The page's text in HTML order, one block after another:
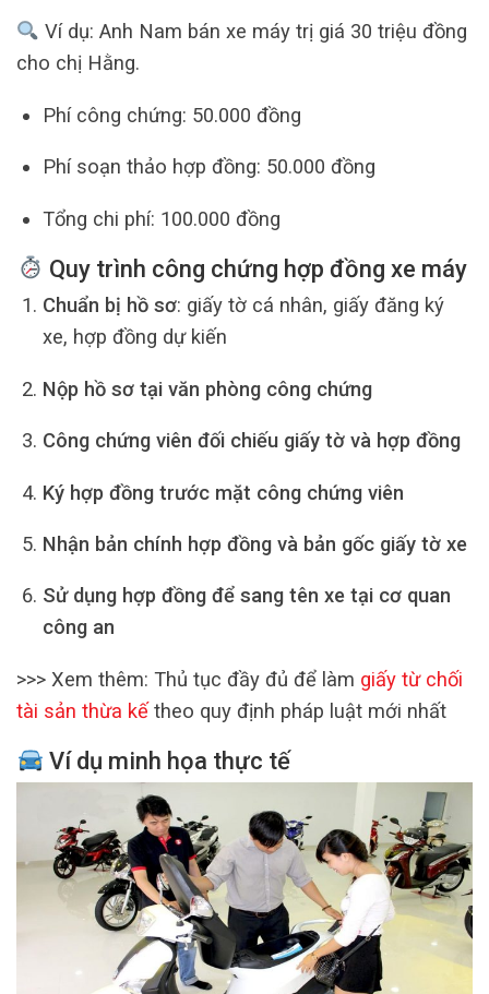
Ví dụ: Anh Nam bán xe máy trị giá 30 triệu đồng
cho chị Hằng.
Phí công chứng: 50.000 đồng
Phí soạn thảo hợp đồng: 50.000 đồng
Tổng chi phí: 100.000 đồng
Quy trình công chứng hợp đồng xe máy
Chuẩn bị hồ sơ: giấy tờ cá nhân, giấy đăng ký
xe, hợp đồng dự kiến
Nộp hồ sơ tại văn phòng công chứng
Công chứng viên đối chiếu giấy tờ và hợp đồng
Ký hợp đồng trước mặt công chứng viên
Nhận bản chính hợp đồng và bản gốc giấy tờ xe
Sử dụng hợp đồng để sang tên xe tại cơ quan
công an
>>> Xem thêm: Thủ tục đầy đủ để làm giấy từ chối
tài sản thừa kếtheo quy định pháp luật mới nhất
Ví dụ minh họa thực tế